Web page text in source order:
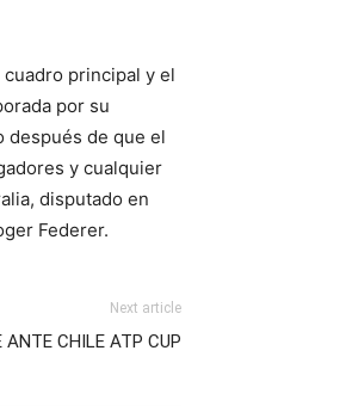
principal y el
por su
después de que el
y cualquier
disputado en
Federer.
Next article
ANTE CHILE ATP CUP